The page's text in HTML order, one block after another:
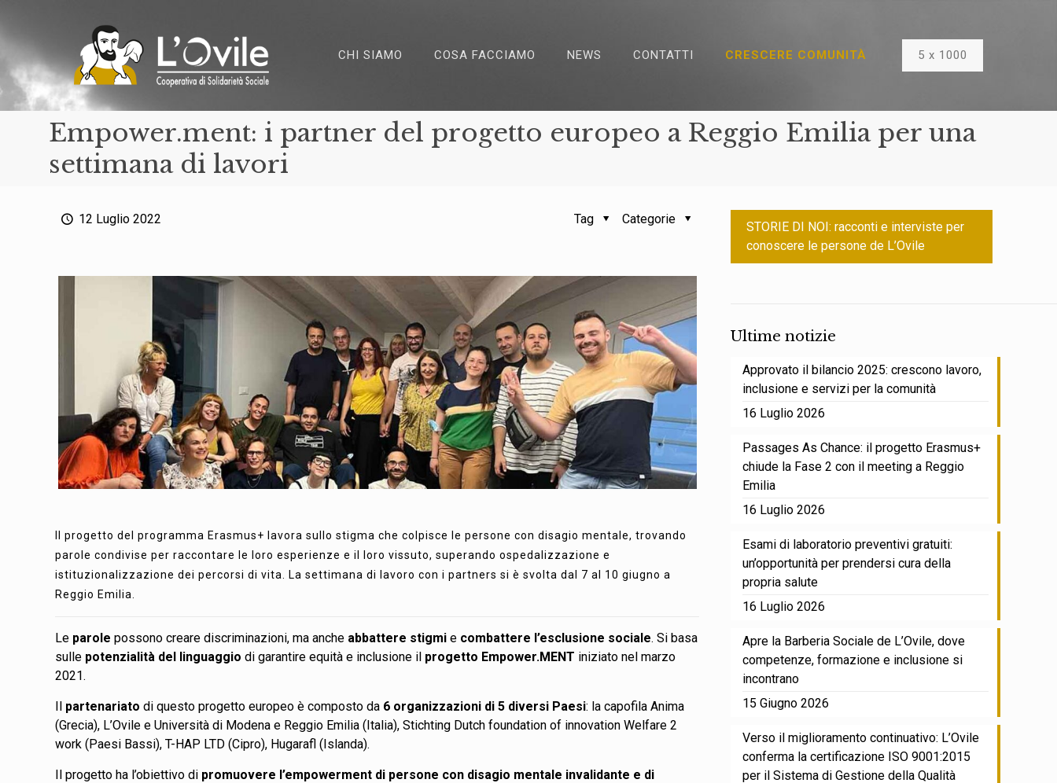
CHI SIAMO COSA FACCIAMO NEWS CONTATTI CRESCERE COMUNITÀ 5 x 1000
Empower.ment: i partner del progetto europeo a Reggio Emilia per una
settimana di lavori
12 Luglio 2022 Categorie
Tag
Il progetto del programma Erasmus+ lavora sullo stigma che colpisce le persone con disagio mentale, trovando
parole condivise per raccontare le loro esperienze e il loro vissuto, superando ospedalizzazione e
istituzionalizzazione dei percorsi di vita. La settimana di lavoro con i partners si è svolta dal 7 al 10 giugno a
Reggio Emilia.
Le parolepossono creare discriminazioni, ma anche abbattere stigmi e combattere l’esclusione sociale. Si basa
sulle potenzialità del linguaggiodi garantire equità e inclusione il progetto Empower.MENT iniziato nel marzo
2021.
Il partenariatodi questo progetto europeo è composto da 6 organizzazioni di 5 diversi Paesi: la capofila Anima
(Grecia), L’Ovile e Università di Modena e Reggio Emilia (Italia), Stichting Dutch foundation of innovation Welfare 2
work (Paesi Bassi), T-HAP LTD (Cipro), Hugarafl (Islanda).
Il progetto ha l’obiettivo di promuovere l’empowerment di persone con disagio mentale invalidante e di
STORIE DI NOI: racconti e interviste per
conoscere le persone de L’Ovile
Ultime notizie
Approvato il bilancio 2025: crescono lavoro,
inclusione e servizi per la comunità
16 Luglio 2026
Passages As Chance: il progetto Erasmus+
chiude la Fase 2 con il meeting a Reggio
Emilia
16 Luglio 2026
Esami di laboratorio preventivi gratuiti:
un’opportunità per prendersi cura della
propria salute
16 Luglio 2026
Apre la Barberia Sociale de L’Ovile, dove
competenze, formazione e inclusione si
incontrano
15 Giugno 2026
Verso il miglioramento continuativo: L’Ovile
conferma la certificazione ISO 9001:2015
per il Sistema di Gestione della Qualità